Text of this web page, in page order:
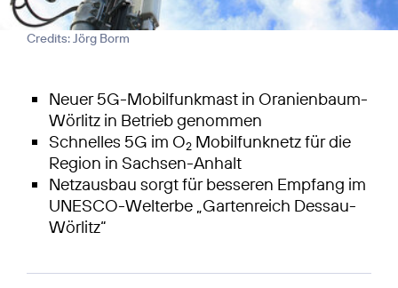
Credits: Jörg Borm
Neuer 5G-Mobilfunkmast in Oranienbaum-
Wörlitz in Betrieb genommen
Schnelles 5G im O2 Mobilfunknetz für die
Region in Sachsen-Anhalt
Netzausbau sorgt für besseren Empfang im
UNESCO-Welterbe „Gartenreich Dessau-
Wörlitz“